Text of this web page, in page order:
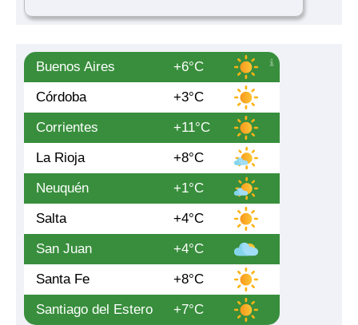
Buenos Aires
+6°C
Córdoba
+3°C
Corrientes
+11°C
La Rioja
+8°C
Neuquén
+1°C
Salta
+4°C
San Juan
+4°C
Santa Fe
+8°C
Santiago del Estero
+7°C